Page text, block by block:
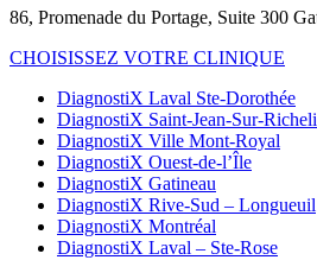
86, Promenade du Portage, Suite 300
CHOISISSEZ VOTRE CLINIQUE
DiagnostiX Laval Ste-Dorothée
DiagnostiX Saint-Jean-Sur-
DiagnostiX Ville Mont-Royal
DiagnostiX Ouest-de-l’Île
DiagnostiX Gatineau
DiagnostiX Rive-Sud – Longueuil
DiagnostiX Montréal
DiagnostiX Laval – Ste-Rose